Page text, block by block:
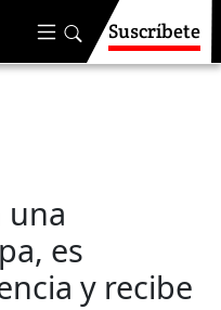
Suscríbete
es
y recibe